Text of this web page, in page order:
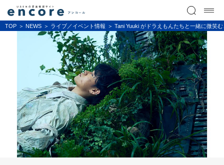
TOP NEWS ライブ／イベント情報 Tani Yuuki がドラえもんたちと一緒に微笑